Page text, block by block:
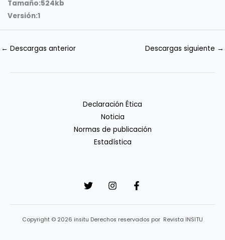
Tamaño:524kb
Versión:1
← Descargas anterior Descargas siguiente →
Declaración Ética
Noticia
Normas de publicación
Estadística
Copyright © 2026 insitu Derechos reservados por Revista INSITU